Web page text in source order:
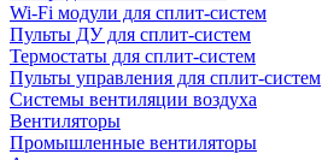
Wi-Fi модули для сплит-систем
Пульты ДУ для сплит-систем
Термостаты для сплит-систем
Пульты управления для сплит-систем
Системы вентиляции воздуха
Вентиляторы
Промышленные вентиляторы